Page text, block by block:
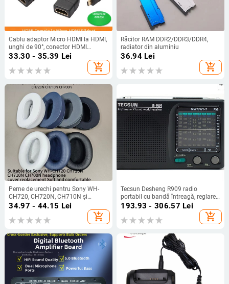
Cablu adaptor Micro HDMI la HDMI,
unghi de 90°, conector HDMI
femelă, pentru tablete
33.30 - 35.39 Lei
add_shopping_cart
Răcitor RAM DDR2/DDR3/DDR4,
radiator din aluminiu
36.94Lei
add_shopping_cart
Perne de urechi pentru Sony WH-
CH720, CH720N, CH710N și
CH700N – piele artificială
34.97 - 44.15 Lei
add_shopping_cart
Tecsun Desheng R909 radio
portabil cu bandă întreagă, reglare
manuală a stațiilor, sunet mono,
193.93 - 306.57 Lei
add_shopping_cart